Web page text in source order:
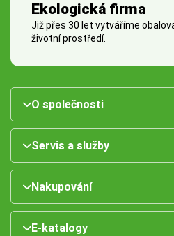
Ekologická firma
Již přes 30 let vytváříme
životní prostředí.
O společnosti
Servis a služby
Nakupování
E-katalogy